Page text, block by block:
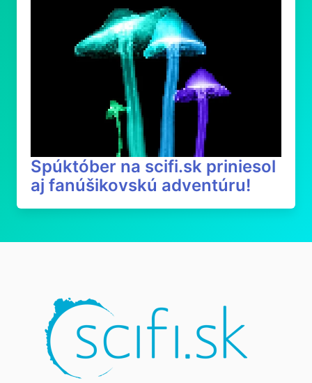
Spúktóber na scifi.sk priniesol
aj fanúšikovskú adventúru!